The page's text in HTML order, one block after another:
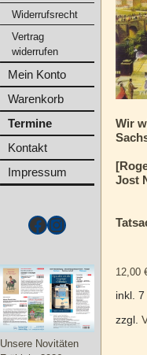
Wir
Jost
12,00
inkl. 7
zzgl.
Widerrufsrecht
Vertrag
widerrufen
Mein Konto
Warenkorb
Termine
Kontakt
Impressum
Unsere Novitäten